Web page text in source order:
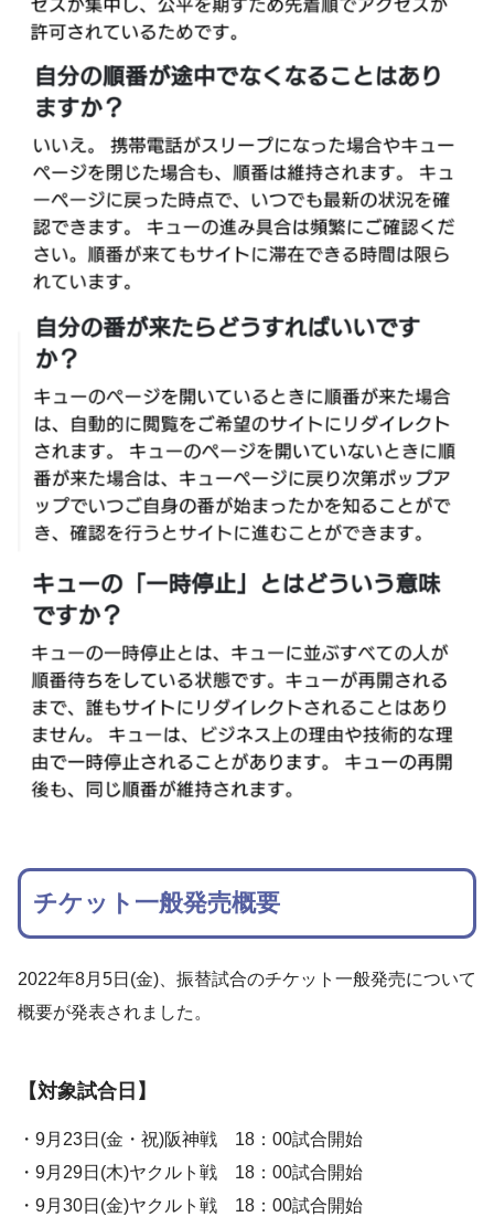
チケット一般発売概要
2022年8月5日(金)、振替試合のチケット一般発売について
概要が発表されました。
【対象試合日】
・9月23日(金・祝)阪神戦 18：00試合開始
・9月29日(木)ヤクルト戦 18：00試合開始
・9月30日(金)ヤクルト戦 18：00試合開始